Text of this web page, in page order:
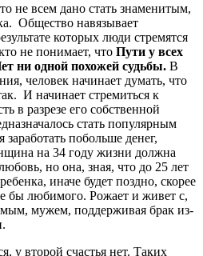
не всем дано стать знаменитым,
Общество навязывает
которых люди стремятся
не понимает, что Пути у всех
ни одной похожей судьбы. В
человек начинает думать, что
И начинает стремиться к
в разрезе его собственной
стать популярным
побольше денег,
на 34 году жизни должна
но она, зная, что до 25 лет
иначе будет поздно, скорее
бы любимого. Рожает и живет с,
мужем, поддерживая брак из-
у второй счастья нет. Таких